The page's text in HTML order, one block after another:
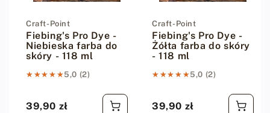
Dostawca:
Craft-Point
Fiebing's Pro Dye -
Niebieska farba do
skóry - 118 ml
★★★★★
★★★★★5,0 (2)
Cena regularna
39,90 zł
Dostawca:
Craft-Point
Fiebing's Pro Dye -
Żółta farba do skóry
- 118 ml
★★★★★
★★★★★5,0 (2)
Cena regularna
39,90 zł